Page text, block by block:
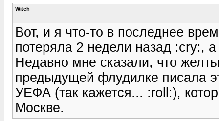
Witch
Вот, и я что-то в последнее
потеряла 2 недели назад :cry:,
Недавно мне сказали, что
предыдущей флудилке писала
УЕФА (так кажется... :roll:),
Москве.